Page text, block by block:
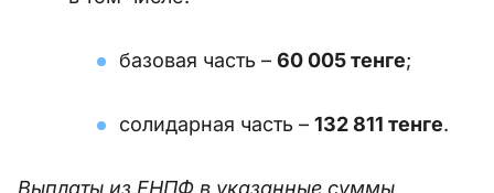
базовая часть – 60 005 тенге;
солидарная часть – 132 811 тенге.
Выплаты из ЕНПФ в указанные суммы